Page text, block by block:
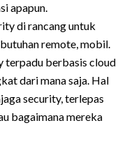
apapun.
di rancang untuk
remote, mobil.
terpadu berbasis cloud
dari mana saja. Hal
security, terlepas
bagaimana mereka